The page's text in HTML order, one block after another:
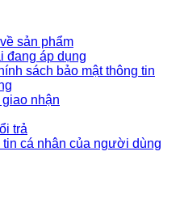
sản phẩm
đang áp dụng
sách bảo mật thông tin
nhận
trả
cá nhân của người dùng